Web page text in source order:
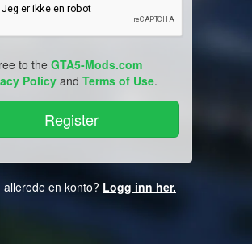
to theGTA5-Mods.com
Policy and Terms of Use.
allerede en konto? Logg inn her.